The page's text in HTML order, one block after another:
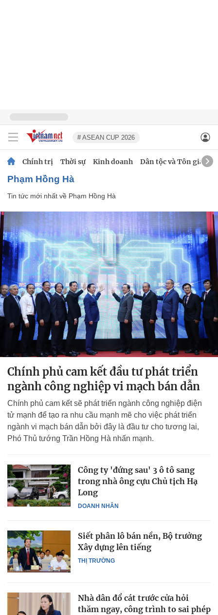
# ASEAN CUP 2026
Chính trị Thời sự Kinh doanh Dân tộc và Tôn giáo
Phạm Hồng Hà
Tin tức mới nhất về Phạm Hồng Hà
Chính phủ cam kết đầu tư phát triển
ngành công nghiệp vi mạch bán dẫn
Chính phủ cam kết sẽ phát triển ngành công nghiệp điện
tử mạnh để tạo ra nhu cầu mạnh mẽ cho việc phát triển
ngành vi mạch bán dẫn bởi đây là đầu tư cho tương lai,
Phó Thủ tướng Trần Hồng Hà nhấn mạnh.
DOANH NHÂN
Công ty 'đứng sau' 3 ô tô sang
trong nhà ông cựu Chủ tịch Hạ
Long
THỊ TRƯỜNG
Siết phân lô bán nền, Bộ trưởng
Xây dựng lên tiếng
Nhà dân đổ cát trước cửa hỏi
thăm ngay, công trình to sai phép